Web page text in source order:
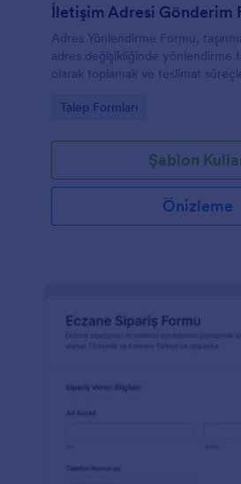
İletişim Adresi Gönderim
Adres Yönlendirme Formu,
adres değişikliğinde yönlendirme
olarak toplamak ve teslimat
idealdir.
Go to Category:
Talep Formları
Şablon
Önizleme